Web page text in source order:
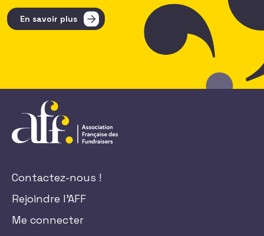
En savoir plus
Contactez-nous !
Rejoindre l'AFF
Me connecter